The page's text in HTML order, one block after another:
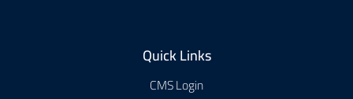
Quick Links
CMS Login